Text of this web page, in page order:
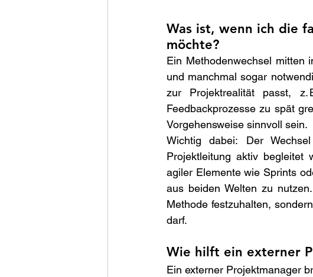
Was ist, wenn ich die
möchte?
Ein Methodenwechsel mitten
und manchmal sogar
zur Projektrealität passt, z.
Feedbackprozesse zu spät
Vorgehensweise sinnvoll sein.
Wichtig dabei: Der
Projektleitung aktiv begleitet
agiler Elemente wie Sprints
aus beiden Welten zu
Methode festzuhalten,
darf.
Wie hilft ein externer
Ein externer Projektmanager